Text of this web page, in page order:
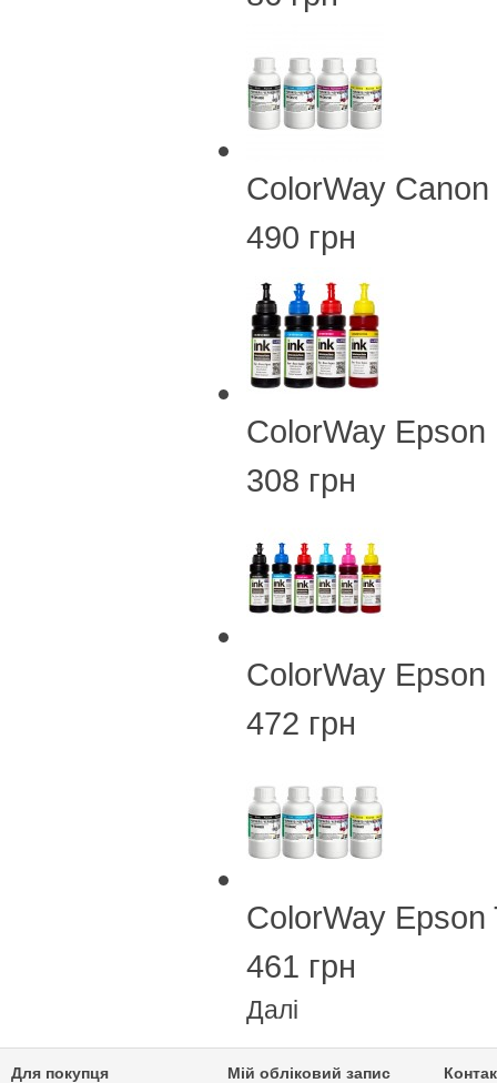
ColorWay
490 грн
ColorWay
308 грн
ColorWay
472 грн
ColorWay
461 грн
Далі
Для покупця Мій обліковий запис